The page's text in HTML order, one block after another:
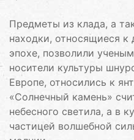
Предметы из клада, а
находки, относящиеся к
эпохе, позволили
носители культуры
Европе, относились к
«Солнечный камень»
небесного светила, а в
частицей волшебной